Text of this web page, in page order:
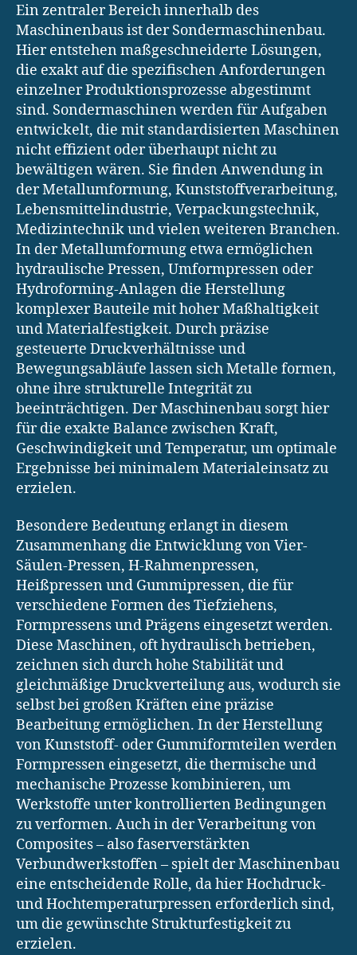
Ein zentraler Bereich innerhalb des
Maschinenbaus ist der Sondermaschinenbau.
Hier entstehen maßgeschneiderte Lösungen,
die exakt auf die spezifischen Anforderungen
einzelner Produktionsprozesse abgestimmt
sind. Sondermaschinen werden für Aufgaben
entwickelt, die mit standardisierten Maschinen
nicht effizient oder überhaupt nicht zu
bewältigen wären. Sie finden Anwendung in
der Metallumformung, Kunststoffverarbeitung,
Lebensmittelindustrie, Verpackungstechnik,
Medizintechnik und vielen weiteren Branchen.
In der Metallumformung etwa ermöglichen
hydraulische Pressen, Umformpressen oder
Hydroforming-Anlagen die Herstellung
komplexer Bauteile mit hoher Maßhaltigkeit
und Materialfestigkeit. Durch präzise
gesteuerte Druckverhältnisse und
Bewegungsabläufe lassen sich Metalle formen,
ohne ihre strukturelle Integrität zu
beeinträchtigen. Der Maschinenbau sorgt hier
für die exakte Balance zwischen Kraft,
Geschwindigkeit und Temperatur, um optimale
Ergebnisse bei minimalem Materialeinsatz zu
erzielen.
Besondere Bedeutung erlangt in diesem
Zusammenhang die Entwicklung von Vier-
Säulen-Pressen, H-Rahmenpressen,
Heißpressen und Gummipressen, die für
verschiedene Formen des Tiefziehens,
Formpressens und Prägens eingesetzt werden.
Diese Maschinen, oft hydraulisch betrieben,
zeichnen sich durch hohe Stabilität und
gleichmäßige Druckverteilung aus, wodurch sie
selbst bei großen Kräften eine präzise
Bearbeitung ermöglichen. In der Herstellung
von Kunststoff- oder Gummiformteilen werden
Formpressen eingesetzt, die thermische und
mechanische Prozesse kombinieren, um
Werkstoffe unter kontrollierten Bedingungen
zu verformen. Auch in der Verarbeitung von
Composites – also faserverstärkten
Verbundwerkstoffen – spielt der Maschinenbau
eine entscheidende Rolle, da hier Hochdruck-
und Hochtemperaturpressen erforderlich sind,
um die gewünschte Strukturfestigkeit zu
erzielen.